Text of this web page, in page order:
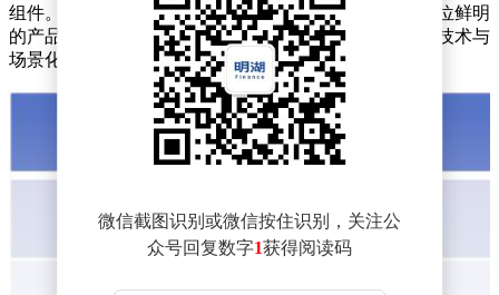
组件。长江存储旗下自有品牌致态小翼近期推出两款定位鲜明
的产品——致态小翼e7与致态小翼S001，通过原厂颗粒技术与
场景化设计，为不同用户群体提供了高性价比解决方案。
微信截图识别或微信按住识别，关注公
众号回复数字1获得阅读码